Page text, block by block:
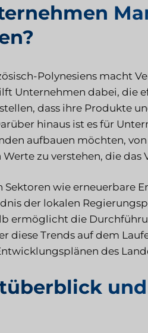
Polynesiens macht
Unternehmen dabei, die
dass ihre Produkte
hinaus ist es für
aufbauen möchten,
zu verstehen, die das
wie erneuerbare
der lokalen
ermöglicht die
diese Trends auf dem
des